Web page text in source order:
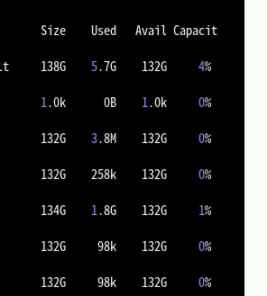
Size    Used   Avail Capacit
138G 5.7G    132G 4%
1.0k      0B 1.0k 0%
132G 3.8M    132G 0%
132G    258k    132G 0%
134G 1.8G    132G 1%
132G     98k    132G 0%
132G     98k    132G 0%